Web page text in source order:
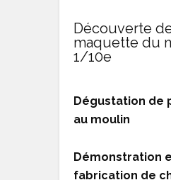
Découverte
maquette du
1/10e
Dégustation de
au moulin
Démonstration
fabrication de